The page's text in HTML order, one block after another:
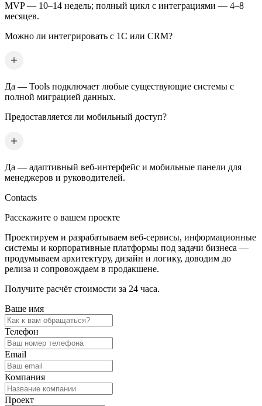
MVP — 10–14 недель; полный цикл с интеграциями — 4–8
месяцев.
Можно ли интегрировать с 1С или CRM?
Да — Tools подключает любые существующие системы с
полной миграцией данных.
Предоставляется ли мобильный доступ?
Да — адаптивный веб-интерфейс и мобильные панели для
менеджеров и руководителей.
Contacts
Расскажите о вашем проекте
Проектируем и разрабатываем веб-сервисы, информационные
системы и корпоративные платформы под задачи бизнеса —
продумываем архитектуру, дизайн и логику, доводим до
релиза и сопровождаем в продакшене.
Получите расчёт стоимости за 24 часа.
Ваше имя
Телефон
Email
Компания
Проект